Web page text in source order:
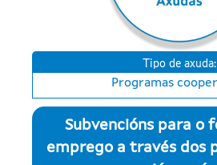
Tipo de axuda:
Programas
Subvencións para o
emprego a través dos